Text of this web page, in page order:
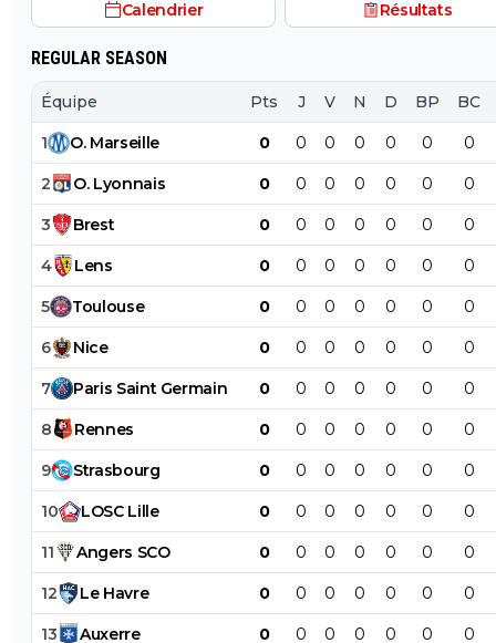
Calendrier Résultats
REGULAR SEASON
Équipe Pts J V N D BP BC
1 O. Marseille 0 0 0 0 0 0 0
2 O. Lyonnais 0 0 0 0 0 0 0
3 Brest 0 0 0 0 0 0 0
4 Lens 0 0 0 0 0 0 0
5 Toulouse 0 0 0 0 0 0 0
6 Nice 0 0 0 0 0 0 0
7 Paris Saint Germain 0 0 0 0 0 0 0
8 Rennes 0 0 0 0 0 0 0
9 Strasbourg 0 0 0 0 0 0 0
10 LOSC Lille 0 0 0 0 0 0 0
11 Angers SCO 0 0 0 0 0 0 0
12 Le Havre 0 0 0 0 0 0 0
13 Auxerre 0 0 0 0 0 0 0